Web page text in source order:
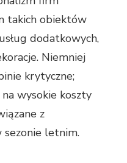
takich obiektów
dodatkowych,
Niemniej
krytyczne;
wysokie koszty
z
letnim.